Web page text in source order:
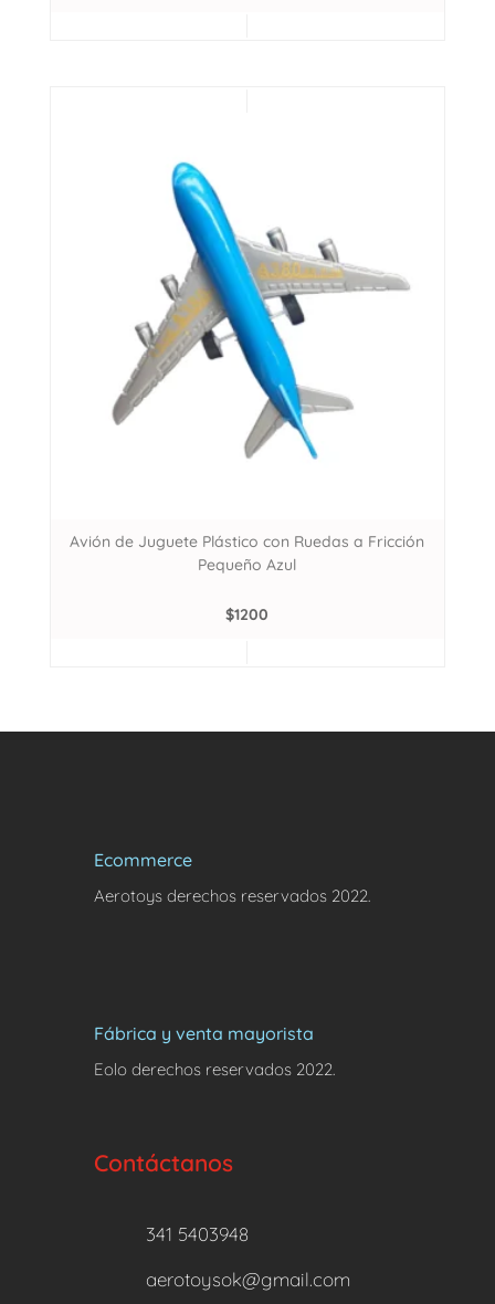
Avión de Juguete Plástico con Ruedas a Fricción
Pequeño Azul
$1200
Ecommerce
Aerotoys derechos reservados 2022.
Fábrica y venta mayorista
Eolo derechos reservados 2022.
Contáctanos
341 5403948
aerotoysok@gmail.com